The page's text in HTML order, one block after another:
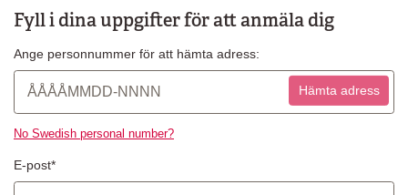
Fyll i dina uppgifter för att anmäla dig
Ange personnummer för att hämta adress:
Hämta adress
No Swedish personal number?
E-post*